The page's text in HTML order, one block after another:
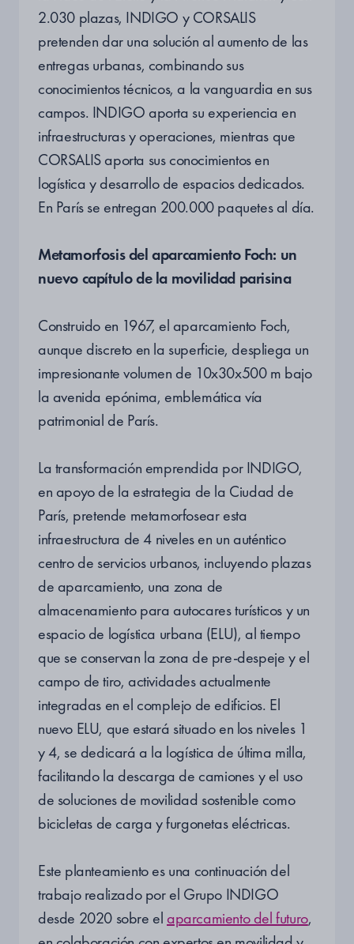
2.030 plazas, INDIGO y CORSALIS
pretenden dar una solución al aumento de las
entregas urbanas, combinando sus
conocimientos técnicos, a la vanguardia en sus
campos. INDIGO aporta su experiencia en
infraestructuras y operaciones, mientras que
CORSALIS aporta sus conocimientos en
logística y desarrollo de espacios dedicados.
En París se entregan 200.000 paquetes al día.
Metamorfosis del aparcamiento Foch: un
nuevo capítulo de la movilidad parisina
Construido en 1967, el aparcamiento Foch,
aunque discreto en la superficie, despliega un
impresionante volumen de 10x30x500 m bajo
la avenida epónima, emblemática vía
patrimonial de París.
La transformación emprendida por INDIGO,
en apoyo de la estrategia de la Ciudad de
París, pretende metamorfosear esta
infraestructura de 4 niveles en un auténtico
centro de servicios urbanos, incluyendo plazas
de aparcamiento, una zona de
almacenamiento para autocares turísticos y un
espacio de logística urbana (ELU), al tiempo
que se conservan la zona de pre-despeje y el
campo de tiro, actividades actualmente
integradas en el complejo de edificios. El
nuevo ELU, que estará situado en los niveles 1
y 4, se dedicará a la logística de última milla,
facilitando la descarga de camiones y el uso
de soluciones de movilidad sostenible como
bicicletas de carga y furgonetas eléctricas.
Este planteamiento es una continuación del
trabajo realizado por el Grupo INDIGO
desde 2020 sobre el aparcamiento del futuro,